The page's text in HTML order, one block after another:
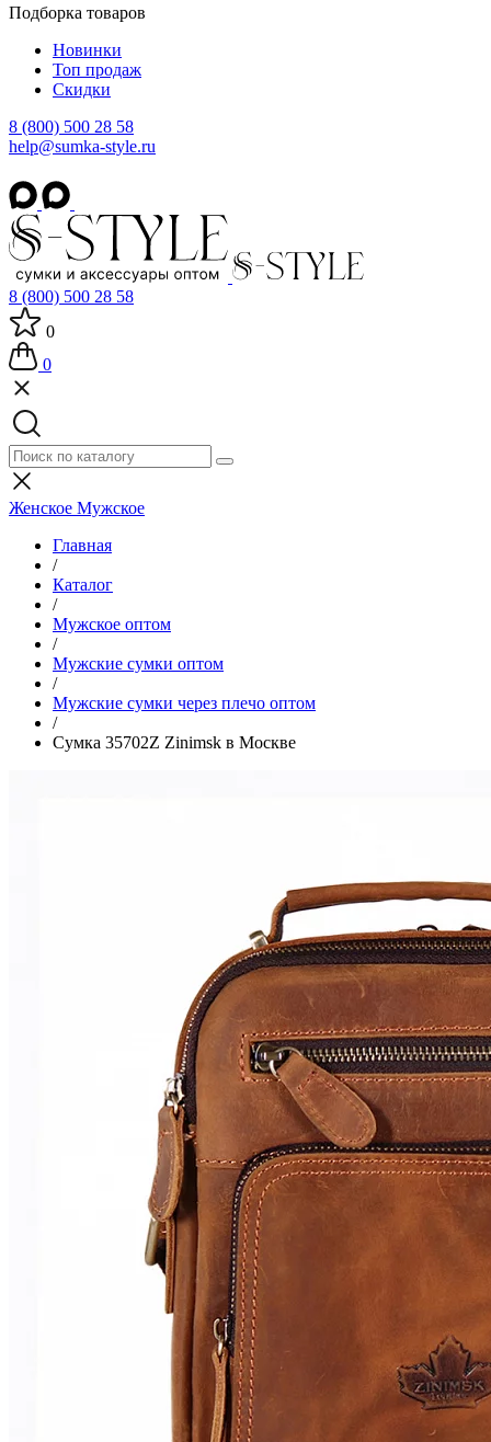
Подборка товаров
Новинки
Топ продаж
Скидки
8 (800) 500 28 58
help@sumka-style.ru
8 (800) 500 28 58
0
0
Женское Мужское
Главная
/
Каталог
/
Мужское оптом
/
Мужские сумки оптом
/
Мужские сумки через плечо оптом
/
Сумка 35702Z Zinimsk в Москве